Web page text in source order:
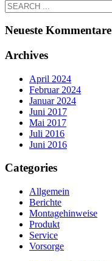
Neueste Kommentare
Archives
April 2024
Februar 2024
Januar 2024
Juni 2017
Mai 2017
Juli 2016
Juni 2016
Categories
Allgemein
Berichte
Montagehinweise
Produkt
Service
Vorsorge